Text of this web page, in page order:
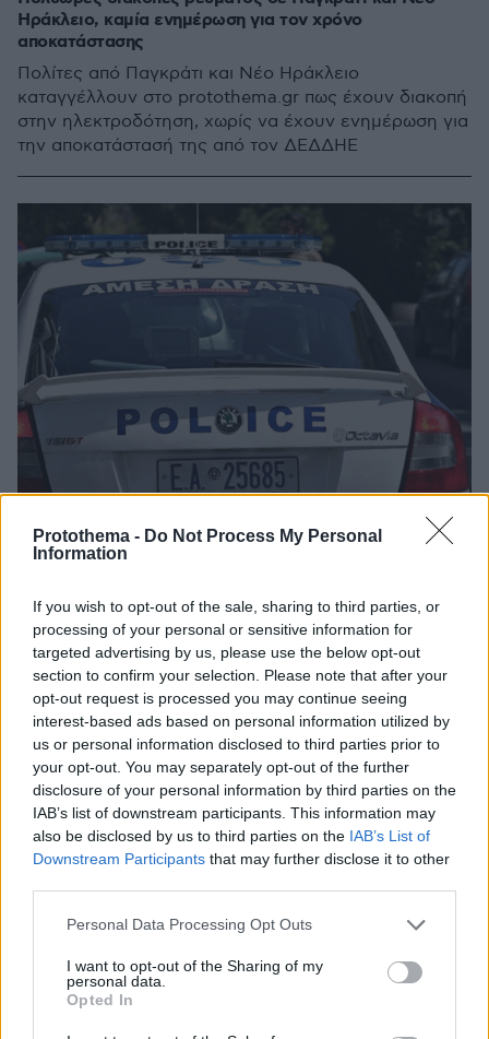
Protothema - Do Not Process My Personal
Information
If you wish to opt-out of the sale, sharing to third parties, or
processing of your personal or sensitive information for
targeted advertising by us, please use the below opt-out
section to confirm your selection. Please note that after your
opt-out request is processed you may continue seeing
interest-based ads based on personal information utilized by
us or personal information disclosed to third parties prior to
your opt-out. You may separately opt-out of the further
disclosure of your personal information by third parties on the
IAB’s list of downstream participants. This information may
also be disclosed by us to third parties on the IAB’s List of
Downstream Participants that may further disclose it to other
Please note that this website/app uses one or more Google
not limited to your visit or usage behaviour. You may click to
grant or deny consent to Google and its third-party tags to
use your data for below specified purposes in below Google
consent section.
Personal Data Processing Opt Outs
I want to opt-out of the Sharing of my
personal data.
Opted In
Ηράκλειο, καμία ενημέρωση για τον χρόνο
αποκατάστασης
Πολίτες από Παγκράτι και Νέο Ηράκλειο
καταγγέλλουν στο protothema.gr πως έχουν διακοπή
στην ηλεκτροδότηση, χωρίς να έχουν ενημέρωση για
την αποκατάστασή της από τον ΔΕΔΔΗΕ
«Κορίτσια τα κινητά σας με τον καλό ή τον άσχημο
τρόπο»: 16χρονος με κουζινομάχαιρο λήστεψε 12χρονες
στο Νέο Ηράκλειο
Το περιστατικό, σύμφωνα με τον πατέρα του ενός εκ
των κοριτσιών, συνέβη ενώ οι δύο φίλες είχαν βγει
για βόλτα
29.12.2025, 08:29 12